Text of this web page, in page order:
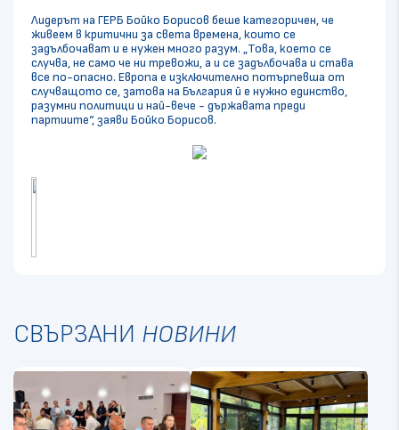
Лидерът на ГЕРБ Бойко Борисов беше категоричен, че
живеем в критични за света времена, които се
задълбочават и е нужен много разум. „Това, което се
случва, не само че ни тревожи, а и се задълбочава и става
все по-опасно. Европа е изключително потърпевша от
случващото се, затова на България й е нужно единство,
разумни политици и най-вече - държавата преди
партиите“, заяви Бойко Борисов.
СВЪРЗАНИ НОВИНИ